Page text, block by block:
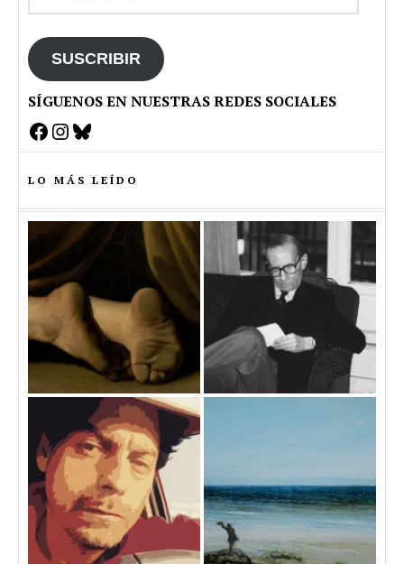
SUSCRIBIR
SÍGUENOS EN NUESTRAS REDES SOCIALES
Facebook
Instagram
Bluesky
LO MÁS LEÍDO